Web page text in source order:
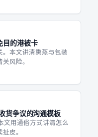
目的港被卡
本文讲清熏蒸与包装
风险。
货争议的沟通模板
文用通俗方式讲清怎么
皮。